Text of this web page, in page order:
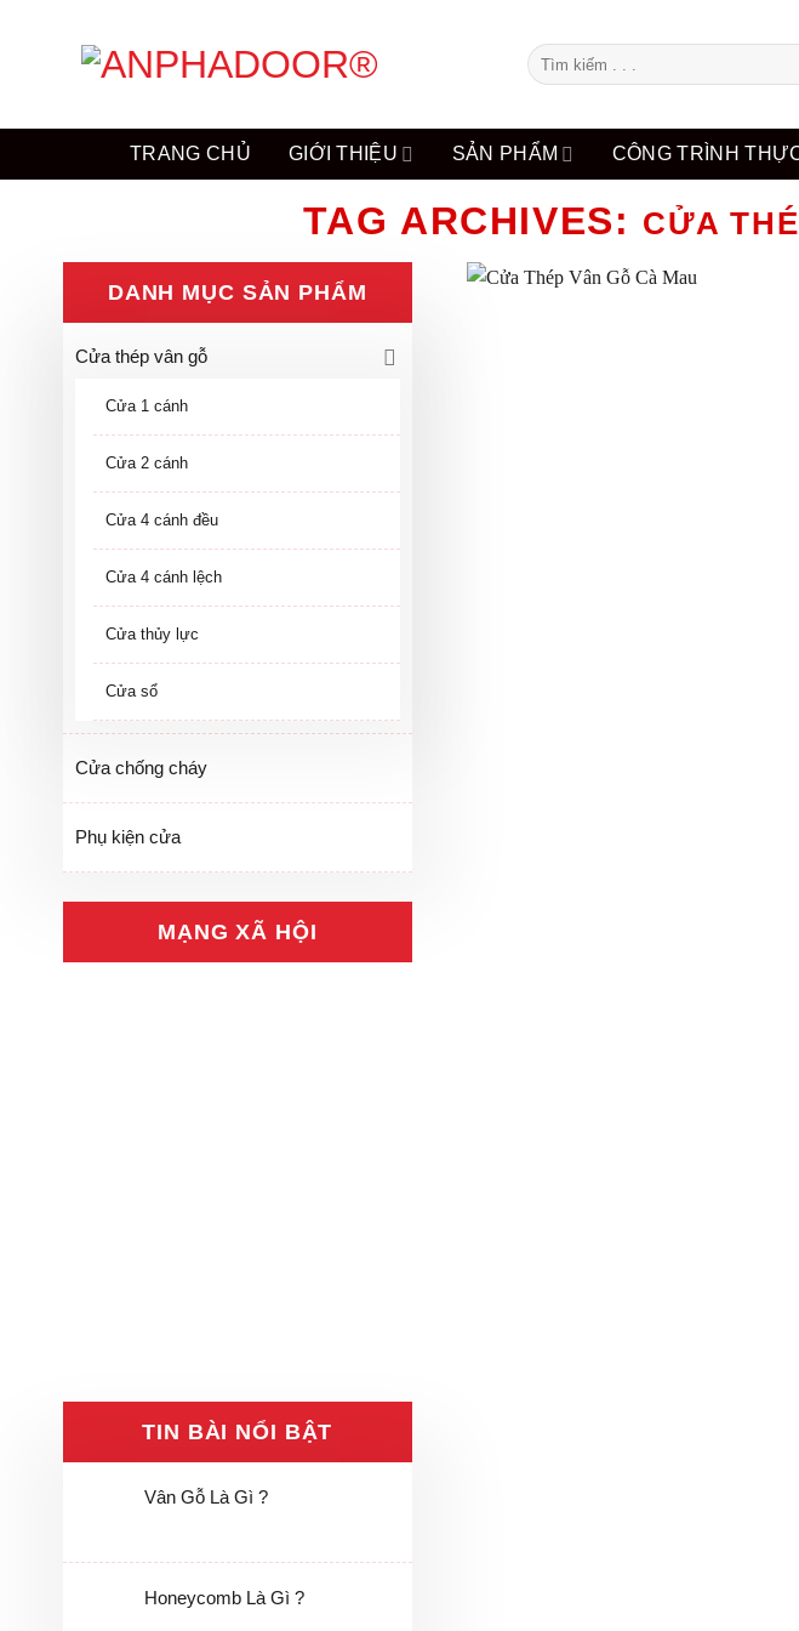
Tìm
kiếm:
TRANG CHỦ GIỚI THIỆU SẢN PHẨM CÔNG TRÌNH
TAG ARCHIVES: CỬA
DANH MỤC SẢN PHẨM
Cửa thép vân gỗ
Cửa 1 cánh
Cửa 2 cánh
Cửa 4 cánh đều
Cửa 4 cánh lệch
Cửa thủy lực
Cửa sổ
Cửa chống cháy
Phụ kiện cửa
MẠNG XÃ HỘI
TIN BÀI NỔI BẬT
Vân Gỗ Là Gì ?
Honeycomb Là Gì ?